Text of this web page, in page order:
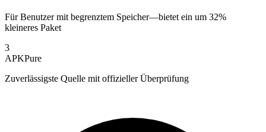
Für Benutzer mit begrenztem Speicher—bietet ein um 32%
kleineres Paket
3
APKPure
Zuverlässigste Quelle mit offizieller Überprüfung